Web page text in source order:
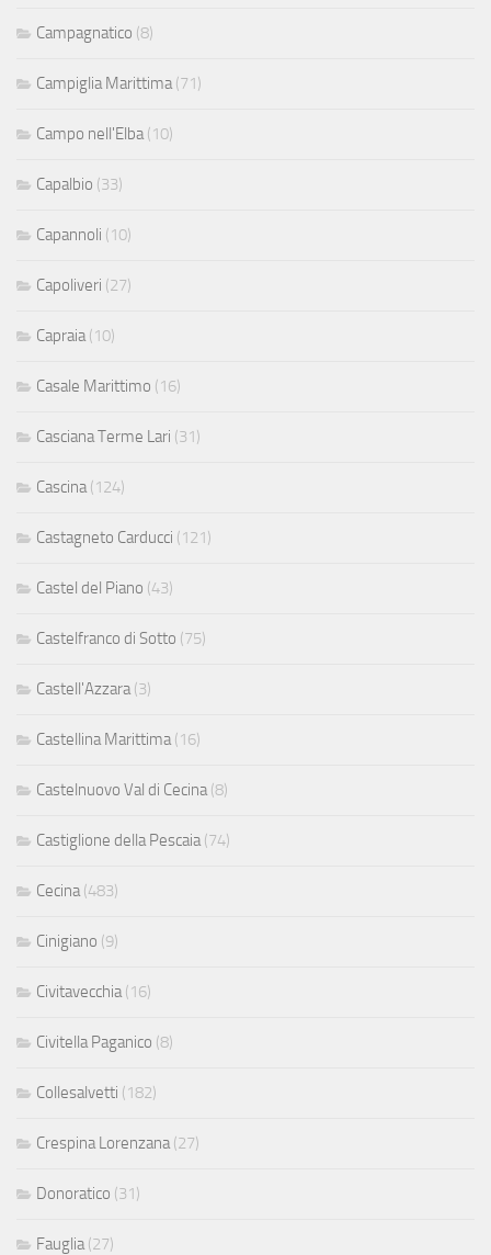
Campagnatico (8)
Campiglia Marittima (71)
Campo nell'Elba (10)
Capalbio (33)
Capannoli (10)
Capoliveri (27)
Capraia (10)
Casale Marittimo (16)
Casciana Terme Lari (31)
Cascina (124)
Castagneto Carducci (121)
Castel del Piano (43)
Castelfranco di Sotto (75)
Castell'Azzara (3)
Castellina Marittima (16)
Castelnuovo Val di Cecina (8)
Castiglione della Pescaia (74)
Cecina (483)
Cinigiano (9)
Civitavecchia (16)
Civitella Paganico (8)
Collesalvetti (182)
Crespina Lorenzana (27)
Donoratico (31)
Fauglia (27)